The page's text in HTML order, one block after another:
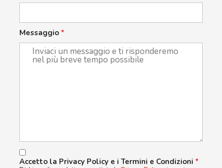
Messaggio *
Accetto la Privacy Policy e i Termini e Condizioni *